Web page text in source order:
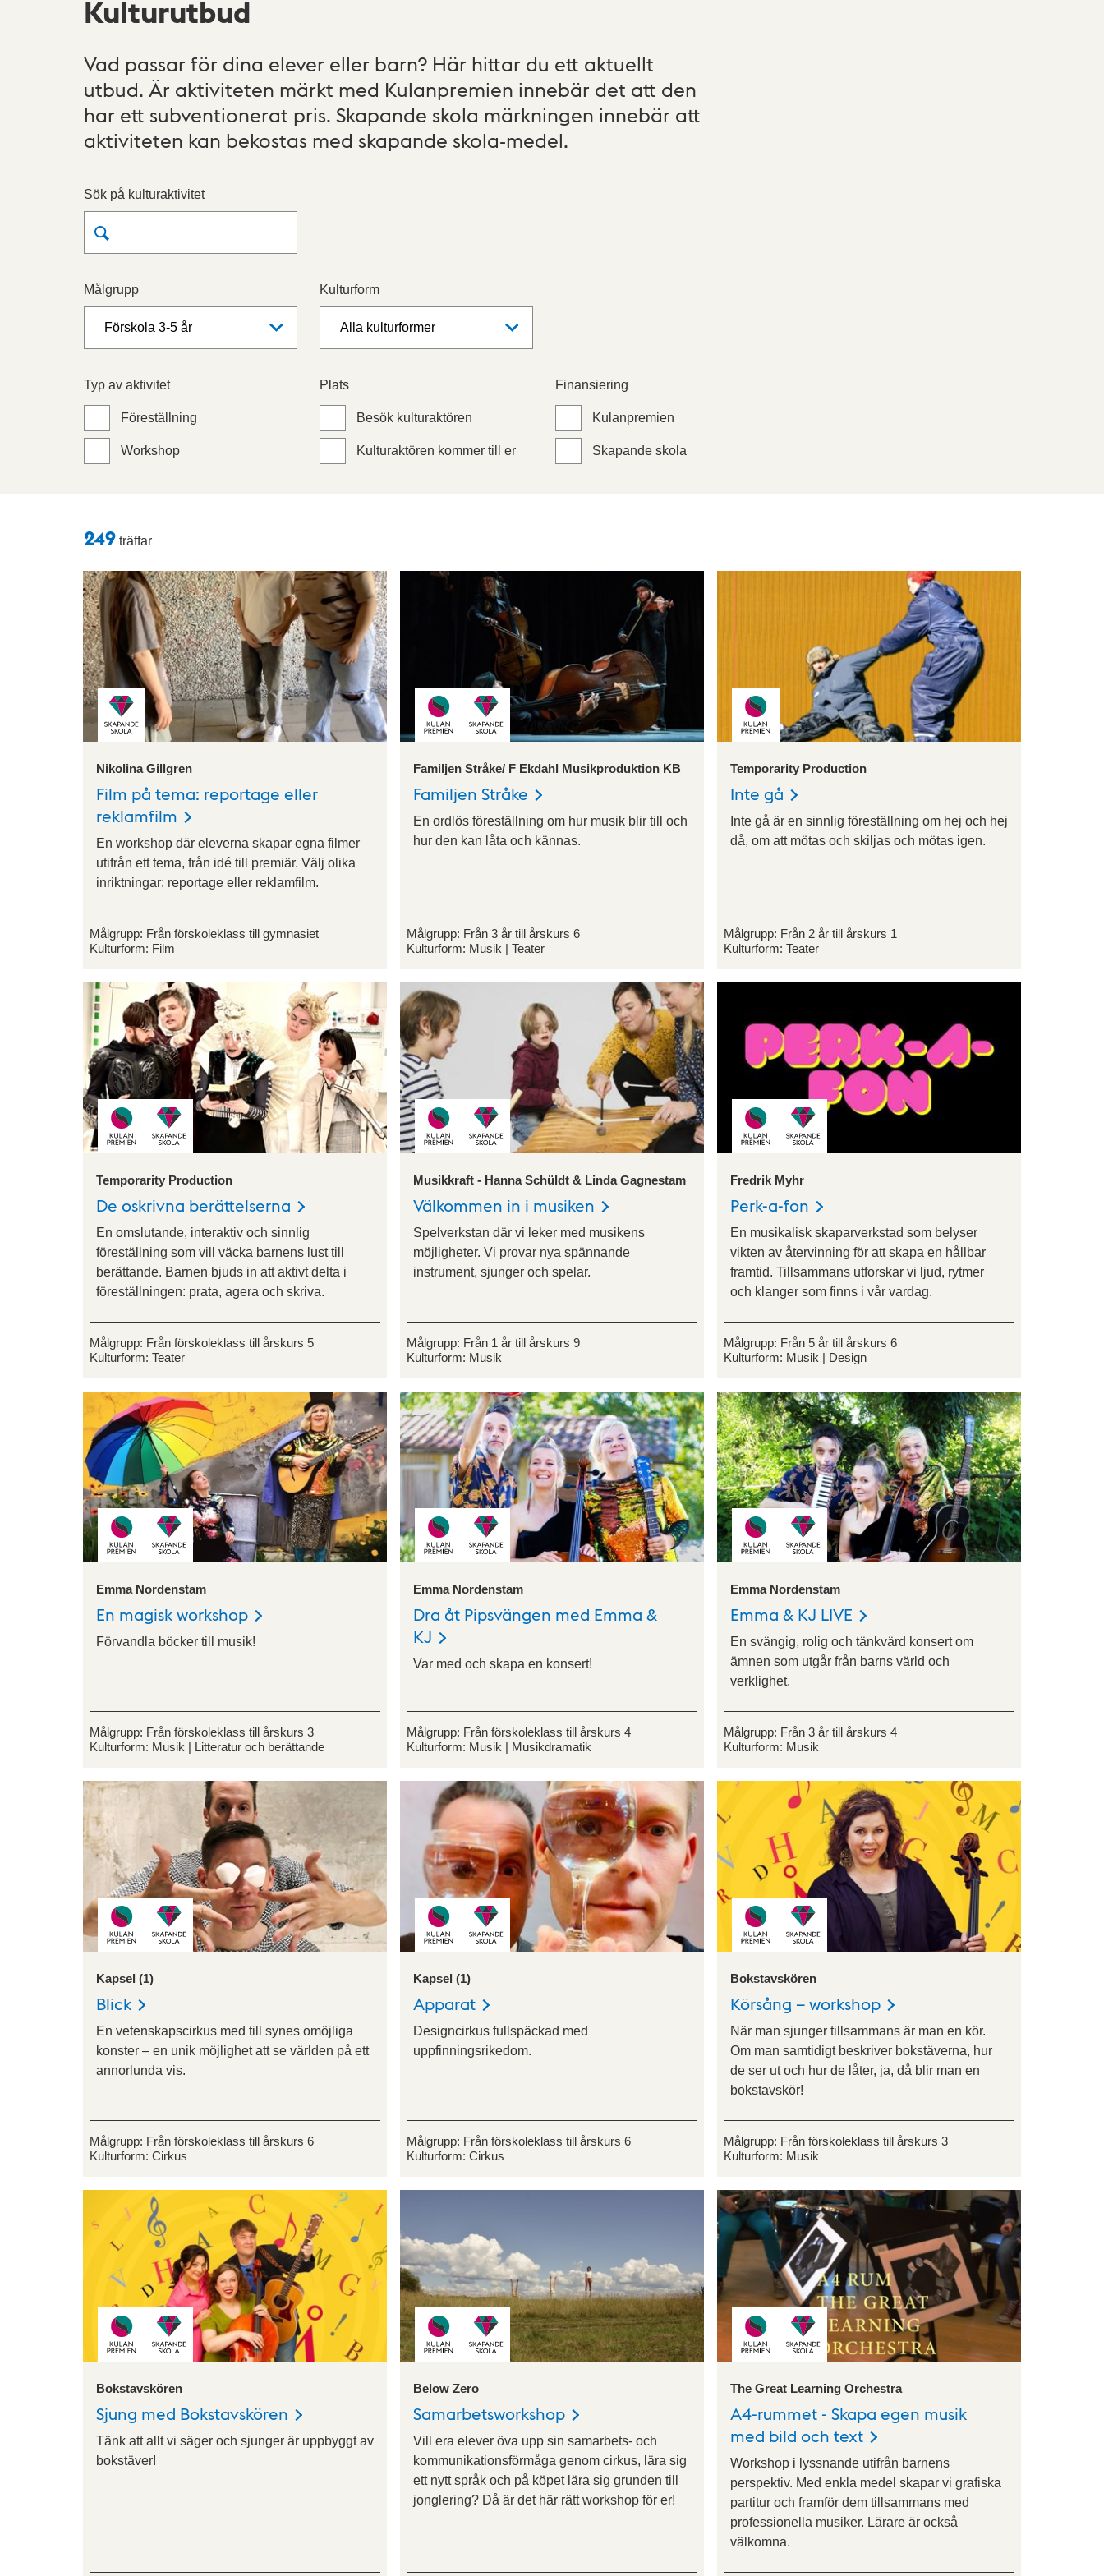
Kulturutbud
Vad passar för dina elever eller barn? Här hittar du ett aktuellt
utbud. Är aktiviteten märkt med Kulanpremien innebär det att den
har ett subventionerat pris. Skapande skola märkningen innebär att
aktiviteten kan bekostas med skapande skola-medel.
Sök på kulturaktivitet
Målgrupp Kulturform
Typ av aktivitet
Föreställning
Workshop
Plats
Besök kulturaktören
Kulturaktören kommer till er
Finansiering
Kulanpremien
Skapande skola
Sökresultat
249 träffar
Nikolina Gillgren
Film på tema: reportage eller
reklamfilm
En workshop där eleverna skapar egna filmer
utifrån ett tema, från idé till premiär. Välj olika
inriktningar: reportage eller reklamfilm.
Målgrupp: Från förskoleklass till gymnasiet
Kulturform: Film
Familjen Stråke/ F Ekdahl Musikproduktion KB
Familjen Stråke
En ordlös föreställning om hur musik blir till och
hur den kan låta och kännas.
Målgrupp: Från 3 år till årskurs 6
Kulturform: Musik Teater
Temporarity Production
Inte gå
Inte gå är en sinnlig föreställning om hej och hej
då, om att mötas och skiljas och mötas igen.
Målgrupp: Från 2 år till årskurs 1
Kulturform: Teater
Temporarity Production
De oskrivna berättelserna
En omslutande, interaktiv och sinnlig
föreställning som vill väcka barnens lust till
berättande. Barnen bjuds in att aktivt delta i
föreställningen: prata, agera och skriva.
Målgrupp: Från förskoleklass till årskurs 5
Kulturform: Teater
Musikkraft - Hanna Schüldt & Linda Gagnestam
Välkommen in i musiken
Spelverkstan där vi leker med musikens
möjligheter. Vi provar nya spännande
instrument, sjunger och spelar.
Målgrupp: Från 1 år till årskurs 9
Kulturform: Musik
Fredrik Myhr
Perk-a-fon
En musikalisk skaparverkstad som belyser
vikten av återvinning för att skapa en hållbar
framtid. Tillsammans utforskar vi ljud, rytmer
och klanger som finns i vår vardag.
Målgrupp: Från 5 år till årskurs 6
Kulturform: Musik Design
Emma Nordenstam
En magisk workshop
Förvandla böcker till musik!
Målgrupp: Från förskoleklass till årskurs 3
Kulturform: Musik Litteratur och berättande
Emma Nordenstam
Dra åt Pipsvängen med Emma &
KJ
Var med och skapa en konsert!
Målgrupp: Från förskoleklass till årskurs 4
Kulturform: Musik Musikdramatik
Emma Nordenstam
Emma & KJ LIVE
En svängig, rolig och tänkvärd konsert om
ämnen som utgår från barns värld och
verklighet.
Målgrupp: Från 3 år till årskurs 4
Kulturform: Musik
Kapsel (1)
Blick
En vetenskapscirkus med till synes omöjliga
konster – en unik möjlighet att se världen på ett
annorlunda vis.
Målgrupp: Från förskoleklass till årskurs 6
Kulturform: Cirkus
Kapsel (1)
Apparat
Designcirkus fullspäckad med
uppfinningsrikedom.
Målgrupp: Från förskoleklass till årskurs 6
Kulturform: Cirkus
Bokstavskören
Körsång – workshop
När man sjunger tillsammans är man en kör.
Om man samtidigt beskriver bokstäverna, hur
de ser ut och hur de låter, ja, då blir man en
bokstavskör!
Målgrupp: Från förskoleklass till årskurs 3
Kulturform: Musik
Bokstavskören
Sjung med Bokstavskören
Tänk att allt vi säger och sjunger är uppbyggt av
bokstäver!
Below Zero
Samarbetsworkshop
Vill era elever öva upp sin samarbets- och
kommunikationsförmåga genom cirkus, lära sig
ett nytt språk och på köpet lära sig grunden till
jonglering? Då är det här rätt workshop för er!
The Great Learning Orchestra
A4-rummet - Skapa egen musik
med bild och text
Workshop i lyssnande utifrån barnens
perspektiv. Med enkla medel skapar vi grafiska
partitur och framför dem tillsammans med
professionella musiker. Lärare är också
välkomna.